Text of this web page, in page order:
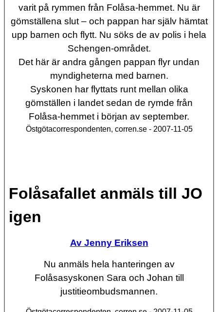
varit på rymmen från Folåsa-hemmet. Nu är
gömställena slut – och pappan har själv hämtat
upp barnen och flytt. Nu söks de av polis i hela
Schengen-området.
Det här är andra gången pappan flyr undan
myndigheterna med barnen.
Syskonen har flyttats runt mellan olika
gömställen i landet sedan de rymde från
Folåsa-hemmet i början av september.
Östgötacorrespondenten, corren.se - 2007-11-05
Folåsafallet anmäls till JO
igen
Av Jenny Eriksen
Nu anmäls hela hanteringen av
Folåsasyskonen Sara och Johan till
justitieombudsmannen.